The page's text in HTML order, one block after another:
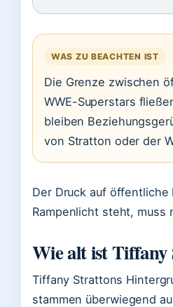
WAS ZU BEACHTEN IST
Die Grenze zwischen
WWE-Superstars
bleiben
von Stratton oder der
Der Druck auf öffentliche
Rampenlicht steht,
Wie alt ist Tiffany
Tiffany Strattons
stammen überwiegend